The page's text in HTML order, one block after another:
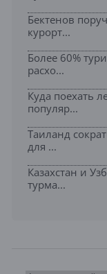
Бектенов
курорт...
Более 60%
расхо...
Куда поехать
популяр...
Таиланд
для ...
Казахстан и
турма...